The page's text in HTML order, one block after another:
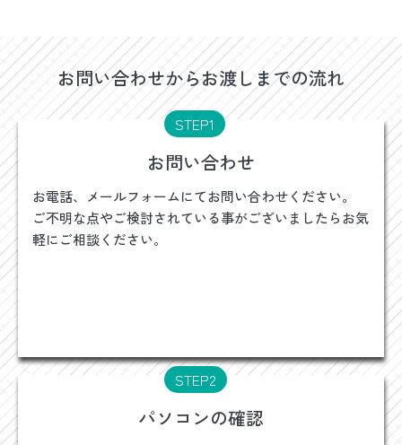
お問い合わせからお渡しまでの流れ
STEP1
お問い合わせ
お電話、メールフォームにてお問い合わせください。
ご不明な点やご検討されている事がございましたらお気
軽にご相談ください。
STEP2
パソコンの確認